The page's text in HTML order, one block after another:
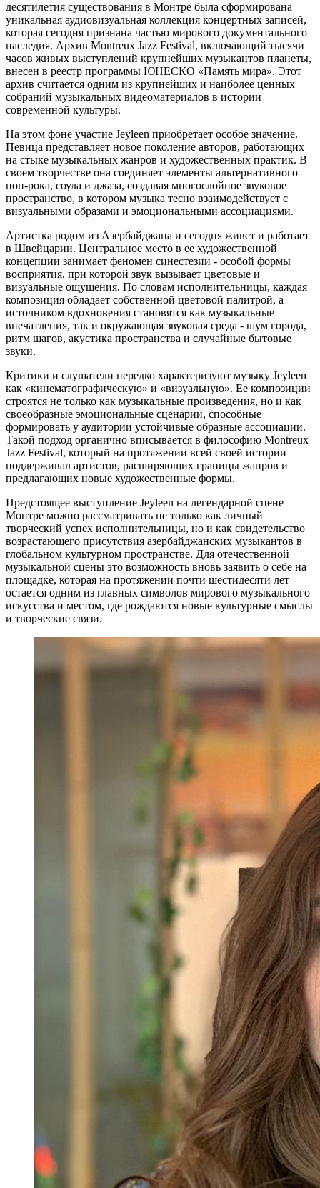
десятилетия существования в Монтре была сформирована
уникальная аудиовизуальная коллекция концертных записей,
которая сегодня признана частью мирового документального
наследия. Архив Montreux Jazz Festival, включающий тысячи
часов живых выступлений крупнейших музыкантов планеты,
внесен в реестр программы ЮНЕСКО «Память мира». Этот
архив считается одним из крупнейших и наиболее ценных
собраний музыкальных видеоматериалов в истории
современной культуры.
На этом фоне участие Jeyleen приобретает особое значение.
Певица представляет новое поколение авторов, работающих
на стыке музыкальных жанров и художественных практик. В
своем творчестве она соединяет элементы альтернативного
поп-рока, соула и джаза, создавая многослойное звуковое
пространство, в котором музыка тесно взаимодействует с
визуальными образами и эмоциональными ассоциациями.
Артистка родом из Азербайджана и сегодня живет и работает
в Швейцарии. Центральное место в ее художественной
концепции занимает феномен синестезии - особой формы
восприятия, при которой звук вызывает цветовые и
визуальные ощущения. По словам исполнительницы, каждая
композиция обладает собственной цветовой палитрой, а
источником вдохновения становятся как музыкальные
впечатления, так и окружающая звуковая среда - шум города,
ритм шагов, акустика пространства и случайные бытовые
звуки.
Критики и слушатели нередко характеризуют музыку Jeyleen
как «кинематографическую» и «визуальную». Ее композиции
строятся не только как музыкальные произведения, но и как
своеобразные эмоциональные сценарии, способные
формировать у аудитории устойчивые образные ассоциации.
Такой подход органично вписывается в философию Montreux
Jazz Festival, который на протяжении всей своей истории
поддерживал артистов, расширяющих границы жанров и
предлагающих новые художественные формы.
Предстоящее выступление Jeyleen на легендарной сцене
Монтре можно рассматривать не только как личный
творческий успех исполнительницы, но и как свидетельство
возрастающего присутствия азербайджанских музыкантов в
глобальном культурном пространстве. Для отечественной
музыкальной сцены это возможность вновь заявить о себе на
площадке, которая на протяжении почти шестидесяти лет
остается одним из главных символов мирового музыкального
искусства и местом, где рождаются новые культурные смыслы
и творческие связи.